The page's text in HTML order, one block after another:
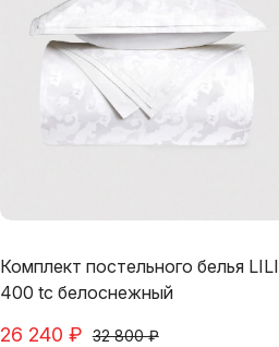
Комплект постельного белья LILI
400 tc белоснежный
26 240 ₽ 32 800 ₽